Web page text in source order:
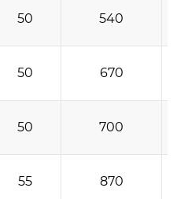
50 540
50 670
50 700
55 870